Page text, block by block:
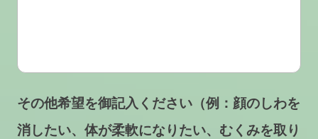
その他希望を御記入ください（例：顔のしわを
消したい、体が柔軟になりたい、むくみを取り